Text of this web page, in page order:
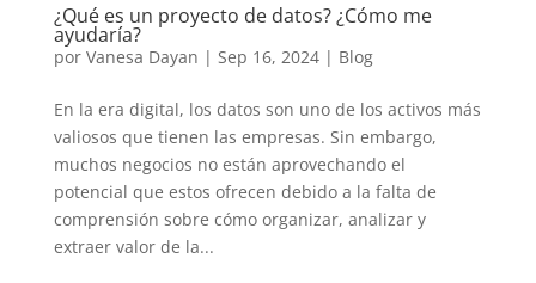
¿Qué es un proyecto de datos? ¿Cómo me
ayudaría?
por Vanesa Dayan | Sep 16, 2024| Blog
En la era digital, los datos son uno de los activos más
valiosos que tienen las empresas. Sin embargo,
muchos negocios no están aprovechando el
potencial que estos ofrecen debido a la falta de
comprensión sobre cómo organizar, analizar y
extraer valor de la...